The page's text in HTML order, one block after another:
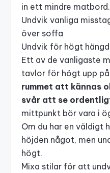
in ett mindre matbord.
Undvik vanliga
över soffa
Undvik för högt
Ett av de vanligaste
tavlor för högt upp
rummet att kännas
svår att se
mittpunkt bör vara i
Om du har en väldigt
höjden något, men
högt.
Mixa stilar för att